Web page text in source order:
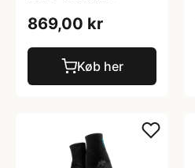
869,00 kr
Køb her